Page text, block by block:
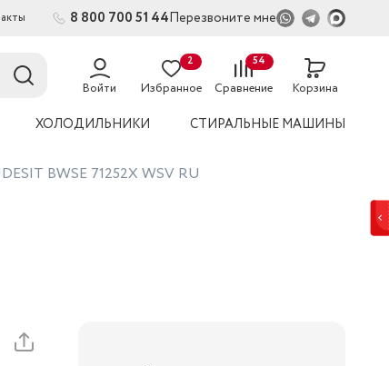
8 800 700 51 44Перезвоните мне
Войти Избранное
2
Сравнение
54
Корзина
ХОЛОДИЛЬНИКИ СТИРАЛЬНЫЕ МАШИНЫ
BWSE 71252X WSV RU